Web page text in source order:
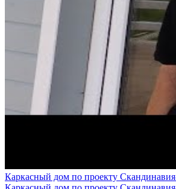
Каркасный дом по проекту